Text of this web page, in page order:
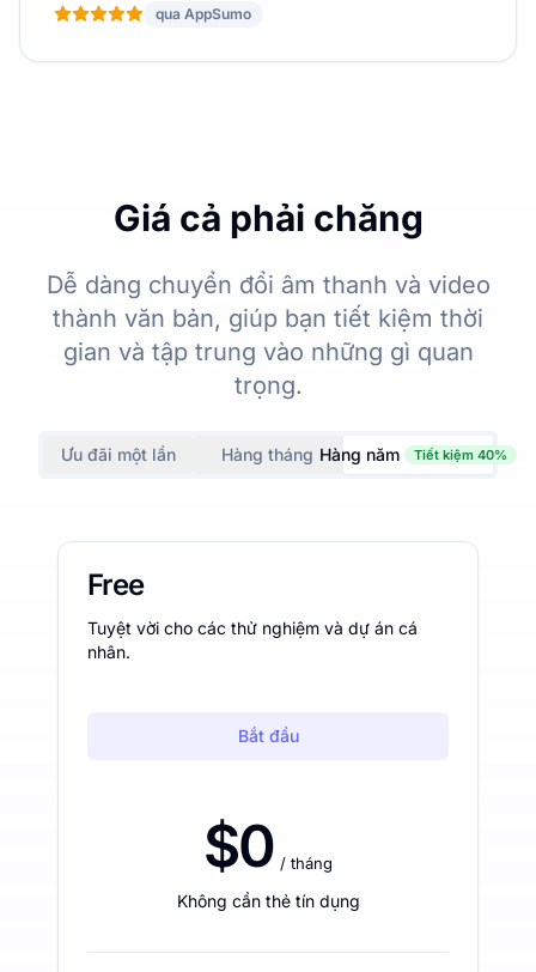
qua AppSumo
Giá cả phải chăng
Dễ dàng chuyển đổi âm thanh và video
thành văn bản, giúp bạn tiết kiệm thời
gian và tập trung vào những gì quan
trọng.
Ưu đãi một lần Hàng tháng Hàng năm Tiết kiệm 40%
Free
Tuyệt vời cho các thử nghiệm và dự án cá
nhân.
Bắt đầu
$0 / tháng
Không cần thẻ tín dụng